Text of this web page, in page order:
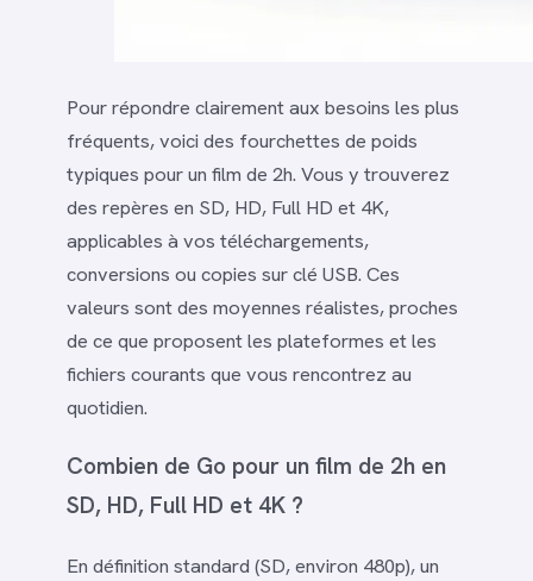
Pour répondre clairement aux besoins les plus
fréquents, voici des fourchettes de poids
typiques pour un film de 2h. Vous y trouverez
des repères en SD, HD, Full HD et 4K,
applicables à vos téléchargements,
conversions ou copies sur clé USB. Ces
valeurs sont des moyennes réalistes, proches
de ce que proposent les plateformes et les
fichiers courants que vous rencontrez au
quotidien.
Combien de Go pour un film de 2h en
SD, HD, Full HD et 4K ?
En définition standard (SD, environ 480p), un